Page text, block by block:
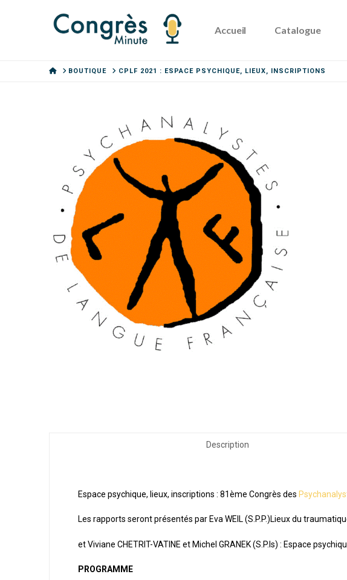
Accueil Catalogue
HOMEBOUTIQUE CPLF 2021 : ESPACE PSYCHIQUE, LIEUX, INSCRIPTIONS
Description
Espace psychique, lieux, inscriptions : 81ème Congrès des
Les rapports seront présentés par Eva WEIL (S.P.P.)Lieux du
et Viviane CHETRIT-VATINE et Michel GRANEK (S.P.Is) : Espace
PROGRAMME